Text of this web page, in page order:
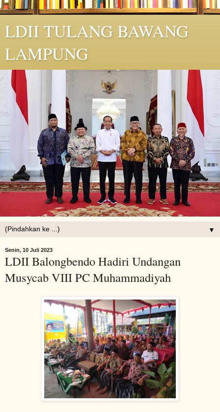
LDII TULANG BAWANG
LAMPUNG
▼
Senin, 10 Juli 2023
LDII Balongbendo Hadiri Undangan
Musycab VIII PC Muhammadiyah